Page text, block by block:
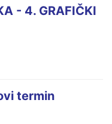
- 4. GRAFIČKI
termin